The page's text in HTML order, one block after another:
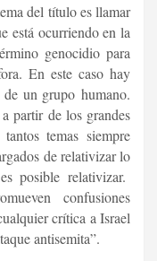
del título es llamar
está ocurriendo en la
genocidio para
En este caso hay
un grupo humano.
partir de los grandes
temas siempre
de relativizar lo
posible relativizar.
confusiones
crítica a Israel
antisemita”.